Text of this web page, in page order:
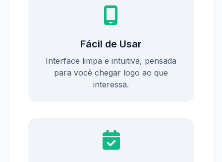
Fácil de Usar
Interface limpa e intuitiva, pensada
para você chegar logo ao que
interessa.